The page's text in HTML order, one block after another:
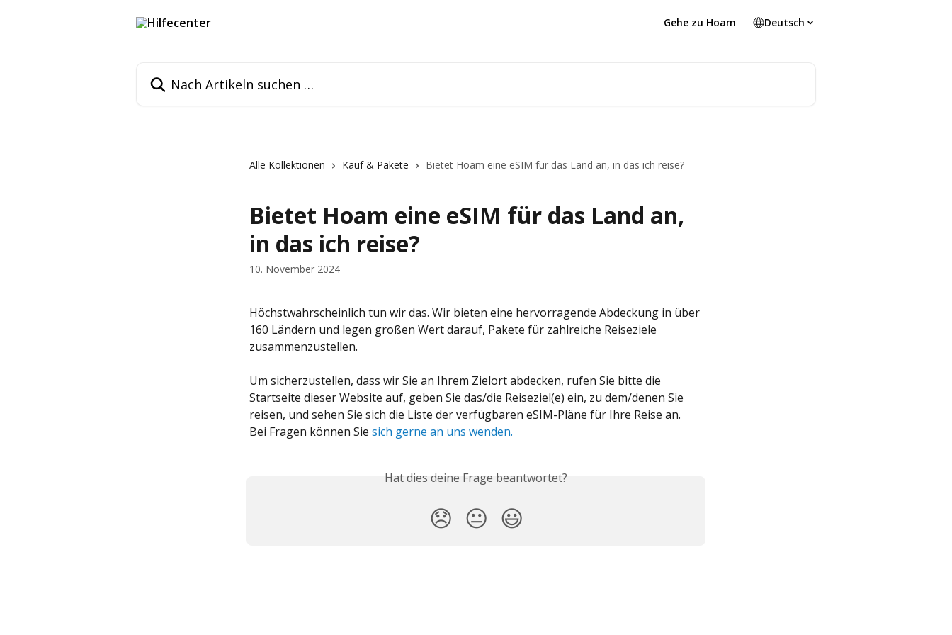
Gehe zu Hoam Deutsch
Alle Kollektionen Kauf & Pakete Bietet Hoam eine eSIM für das Land an, in das ich reise?
Bietet Hoam eine eSIM für das Land an,
in das ich reise?
10. November 2024
Höchstwahrscheinlich tun wir das. Wir bieten eine hervorragende Abdeckung in über
160 Ländern und legen großen Wert darauf, Pakete für zahlreiche Reiseziele
zusammenzustellen.
Um sicherzustellen, dass wir Sie an Ihrem Zielort abdecken, rufen Sie bitte die
Startseite dieser Website auf, geben Sie das/die Reiseziel(e) ein, zu dem/denen Sie
reisen, und sehen Sie sich die Liste der verfügbaren eSIM-Pläne für Ihre Reise an.
Bei Fragen können Sie sich gerne an uns wenden.
Hat dies deine Frage beantwortet?
😞 😐 😃